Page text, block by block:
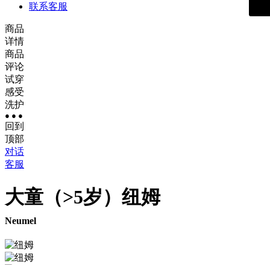
联系客服
商品
详情
商品
评论
试穿
感受
洗护
● ● ●
回到
顶部
对话
客服
大童（>5岁） 纽姆
Neumel